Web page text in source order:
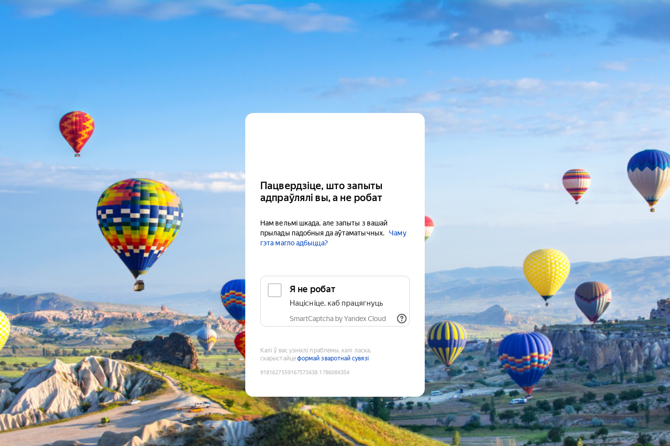
Пацвердзіце, што запыты
адпраўлялі вы, а не робат
Нам вельмі шкада, але запыты з вашай
прылады падобныя да аўтаматычных.
Чаму
гэта магло адбыцца?
Я не робат
Націсніце, каб працягнуць
SmartCaptcha by Yandex Cloud
Калі ў вас узніклі праблемы, калі ласка,
скарыстайцеформай зваротнай сувязі
9181627559167573438:1786084354